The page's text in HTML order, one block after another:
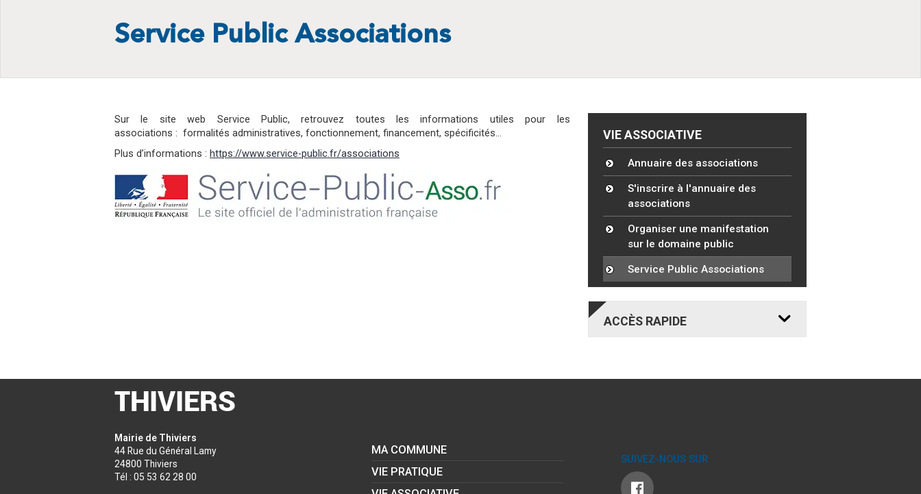
Service Public Associations
Sur le site web Service Public, retrouvez toutes les informations utiles pour les
associations : formalités administratives, fonctionnement, financement, spécificités…
Plus d’informations : https://www.service-public.fr/associations
VIE ASSOCIATIVE
Annuaire des associations
S'inscrire à l'annuaire des
associations
Organiser une manifestation
sur le domaine public
Service Public Associations
ACCÈS RAPIDE
Mairie de Thiviers
44 Rue du Général Lamy
24800 Thiviers
Tél : 05 53 62 28 00
MA COMMUNE
VIE PRATIQUE
SUIVEZ-NOUS SUR